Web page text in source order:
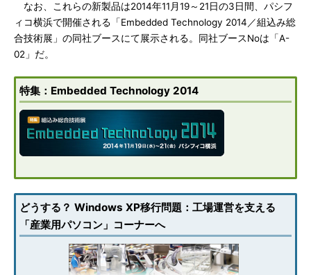
なお、これらの新製品は2014年11月19～21日の3日間、パシフ
ィコ横浜で開催される「Embedded Technology 2014／組込み総
合技術展」の同社ブースにて展示される。同社ブースNoは「A-
02」だ。
特集：Embedded Technology 2014
どうする？ Windows XP移行問題：工場運営を支える
「産業用パソコン」コーナーへ